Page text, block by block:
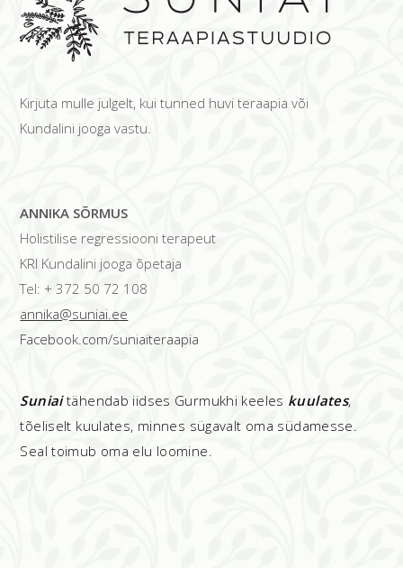
Kirjuta mulle julgelt, kui tunned huvi teraapia või
Kundalini jooga vastu.
ANNIKA SÕRMUS
Holistilise regressiooni terapeut
KRI Kundalini jooga õpetaja
Tel: + 372 50 72 108
annika@suniai.ee
Facebook.com/suniaiteraapia
Suniaitähendab iidses Gurmukhi keeles kuulates,
tõeliselt kuulates, minnes sügavalt oma südamesse.
Seal toimub oma elu loomine.